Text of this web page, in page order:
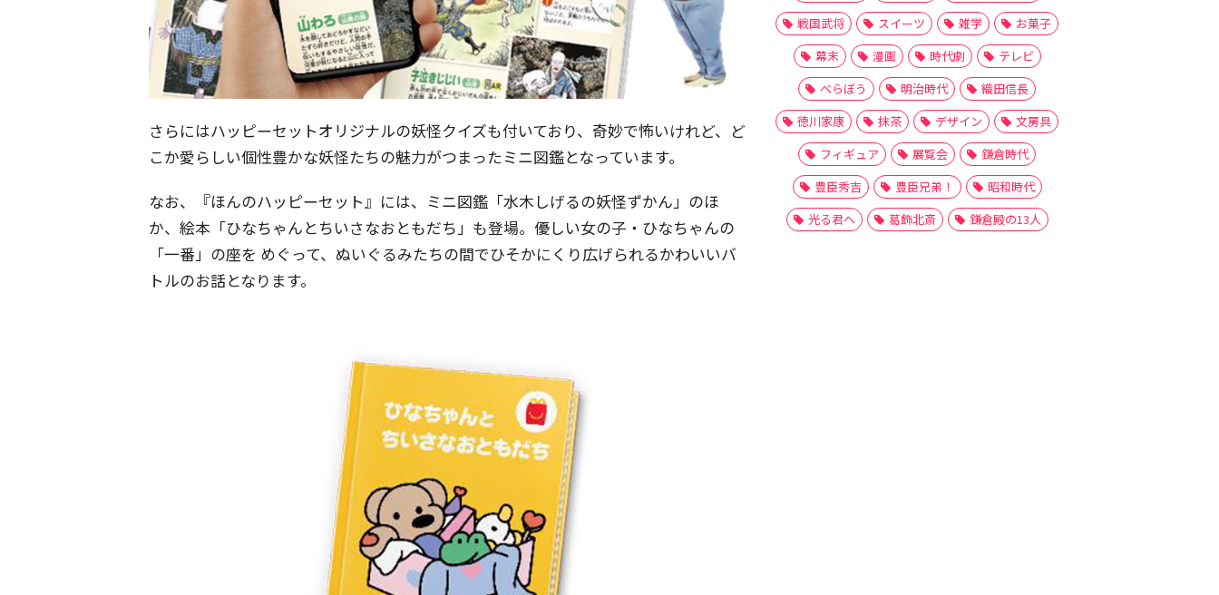
さらにはハッピーセットオリジナルの妖怪クイズも付いており、奇妙で怖いけれど、ど
こか愛らしい個性豊かな妖怪たちの魅力がつまったミニ図鑑となっています。
なお、『ほんのハッピーセット』には、ミニ図鑑「水木しげるの妖怪ずかん」のほ
か、絵本「ひなちゃんとちいさなおともだち」も登場。優しい女の子・ひなちゃんの
「一番」の座を めぐって、ぬいぐるみたちの間でひそかにくり広げられるかわいいバ
トルのお話となります。
戦国武将
スイーツ 雑学
お菓子
幕末
漫画 時代劇
テレビ
べらぼう
明治時代
織田信長
徳川家康
抹茶 デザイン
文房具
フィギュア
展覧会
鎌倉時代
豊臣秀吉
豊臣兄弟！
昭和時代
光る君へ
葛飾北斎 鎌倉殿の13人